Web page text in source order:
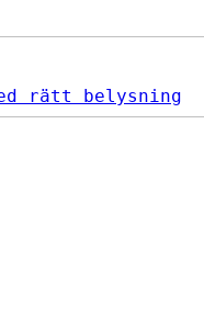
rätt belysning